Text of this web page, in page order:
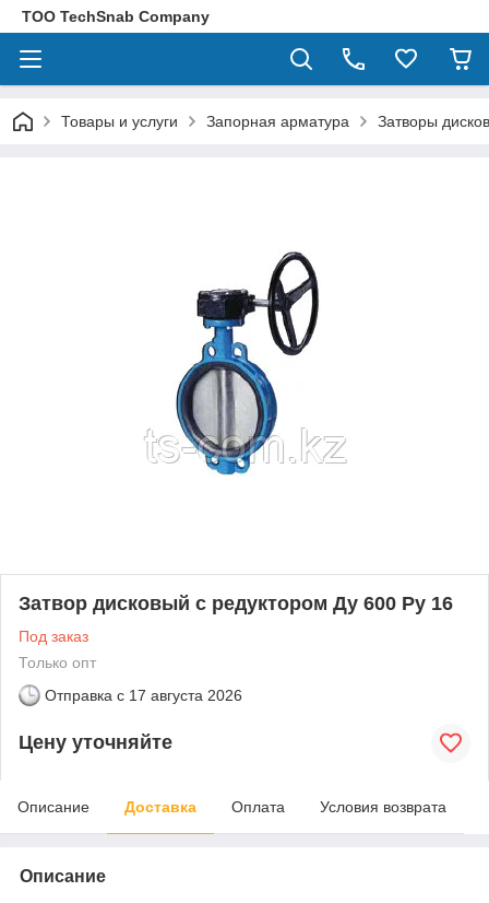
ТОО TechSnab Company
Товары и услуги Запорная арматура Затворы
Затвор дисковый с редуктором Ду 600 Ру 16
Под заказ
Только опт
Отправка с 17 августа 2026
Цену уточняйте
Описание Доставка Оплата Условия возврата
Описание